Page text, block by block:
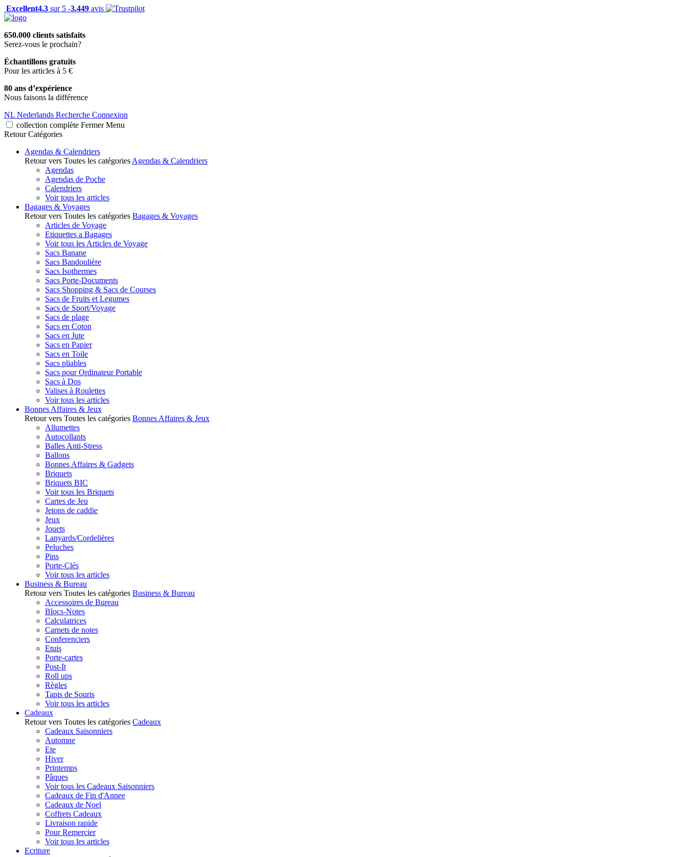
Excellent4.3 sur 5 -3.449 avis
650.000 clients satisfaits
Serez-vous le prochain?
Échantillons gratuits
Pour les articles à 5 €
80 ans d’expérience
Nous faisons la différence
NL Nederlands Recherche Connexion
collection complète Fermer Menu
Retour Catégories
Agendas & Calendriers
Retour vers Toutes les catégories Agendas & Calendriers
Agendas
Agendas de Poche
Calendriers
Voir tous les articles
Bagages & Voyages
Retour vers Toutes les catégories Bagages & Voyages
Articles de Voyage
Etiquettes a Bagages
Voir tous les Articles de Voyage
Sacs Banane
Sacs Bandoulière
Sacs Isothermes
Sacs Porte-Documents
Sacs Shopping & Sacs de Courses
Sacs de Fruits et Legumes
Sacs de Sport/Voyage
Sacs de plage
Sacs en Coton
Sacs en Jute
Sacs en Papier
Sacs en Toile
Sacs pliables
Sacs pour Ordinateur Portable
Sacs à Dos
Valises à Roulettes
Voir tous les articles
Bonnes Affaires & Jeux
Retour vers Toutes les catégories Bonnes Affaires & Jeux
Allumettes
Autocollants
Balles Anti-Stress
Ballons
Bonnes Affaires & Gadgets
Briquets
Briquets BIC
Voir tous les Briquets
Cartes de Jeu
Jetons de caddie
Jeux
Jouets
Lanyards/Cordelières
Peluches
Pins
Porte-Clés
Voir tous les articles
Business & Bureau
Retour vers Toutes les catégories Business & Bureau
Accessoires de Bureau
Blocs-Notes
Calculatrices
Carnets de notes
Conferenciers
Etuis
Porte-cartes
Post-It
Roll ups
Règles
Tapis de Souris
Voir tous les articles
Cadeaux
Retour vers Toutes les catégories Cadeaux
Cadeaux Saisonniers
Automne
Ete
Hiver
Printemps
Pâques
Voir tous les Cadeaux Saisonniers
Cadeaux de Fin d'Annee
Cadeaux de Noel
Coffrets Cadeaux
Livraison rapide
Pour Remercier
Voir tous les articles
Ecriture